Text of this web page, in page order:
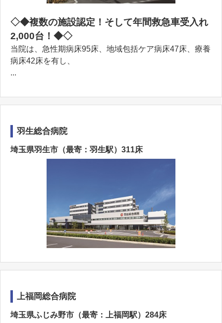
◇◆複数の施設認定！そして年間救急車受入れ
2,000台！◆◇
当院は、急性期病床95床、地域包括ケア病床47床、療養
病床42床を有し、
...
羽生総合病院
埼玉県羽生市（最寄：羽生駅）311床
上福岡総合病院
埼玉県ふじみ野市（最寄：上福岡駅）284床